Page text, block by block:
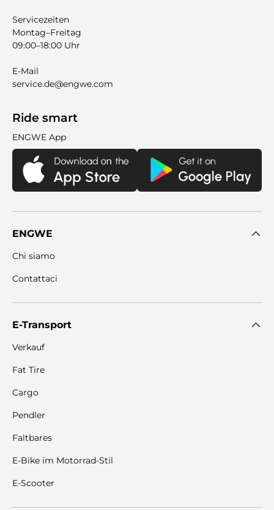
Servicezeiten
Montag–Freitag
09:00–18:00 Uhr
E-Mail
service.de@engwe.com
Ride smart
ENGWE App
ENGWE
Chi siamo
Contattaci
E-Transport
Verkauf
Fat Tire
Cargo
Pendler
Faltbares
E-Bike im Motorrad-Stil
E-Scooter